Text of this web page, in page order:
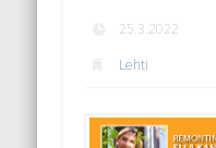
25.3.2022
Lehti